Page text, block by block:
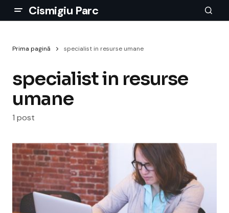
Cismigiu Parc
Prima pagină specialist in resurse umane
specialist in resurse
umane
1 post